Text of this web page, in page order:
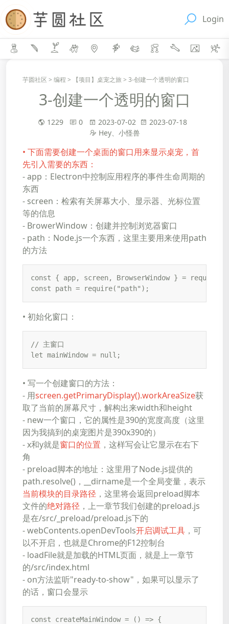
Login
芋圆社区 > 编程 > 【项目】桌宠之旅 > 3-创建一个透明的窗口
3-创建一个透明的窗口
1229 0 2023-07-02
2023-07-18
Hey、小怪兽
• 下面需要创建一个桌面的窗口用来显示桌宠，首
先引入需要的东西：
- app：Electron中控制应用程序的事件生命周期的
东西
- screen：检索有关屏幕大小、显示器、光标位置
等的信息
- BrowerWindow：创建并控制浏览器窗口
- path：Node.js一个东西，这里主要用来使用path
的方法
const { app, screen, BrowserWindow } =
const path = require("path");
• 初始化窗口：
// 主窗口
let mainWindow = null;
• 写一个创建窗口的方法：
- 用screen.getPrimaryDisplay().workAreaSize获
取了当前的屏幕尺寸，解构出来width和height
- new一个窗口，它的属性是390的宽度高度（这里
因为我搞到的桌宠图片是390x390的）
- x和y就是窗口的位置 ，这样写会让它显示在右下
角
- preload脚本的地址：这里用了Node.js提供的
path.resolve()，__dirname是一个全局变量，表示
当前模块的目录路径 ，这里将会返回preload脚本
文件的绝对路径 ，上一章节我们创建的preload.js
是在/src/_preload/preload.js下的
- webContents.openDevTools开启调试工具 ，可
以不开启，也就是Chrome的F12控制台
- loadFile就是加载的HTML页面，就是上一章节
的/src/index.html
- on方法监听"ready-to-show"，如果可以显示了
的话，窗口会显示
const createMainWindow = () => {